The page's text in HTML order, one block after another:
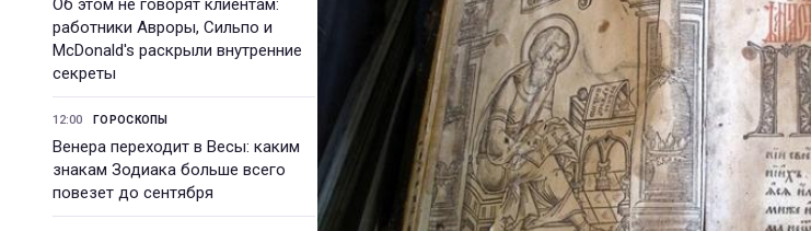
Об этом не говорят клиентам:
работники Авроры, Сильпо и
McDonald's раскрыли внутренние
секреты
12:00 ГОРОСКОПЫ
Венера переходит в Весы: каким
знакам Зодиака больше всего
повезет до сентября